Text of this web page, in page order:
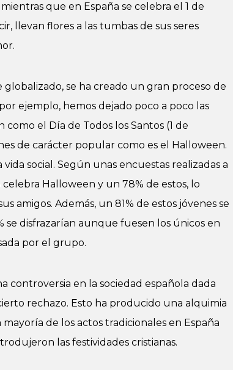
que en España se celebra el 1 de
llevan flores a las tumbas de sus seres
se ha creado un gran proceso de
ejemplo, hemos dejado poco a poco las
el Día de Todos los Santos (1 de
de carácter popular como es el Halloween.
social. Según unas encuestas realizadas a
celebra Halloween y un 78% de estos, lo
amigos. Además, un 81% de estos jóvenes se
se disfrazarían aunque fuesen los únicos en
por el grupo.
controversia en la sociedad española dada
rechazo. Esto ha producido una alquimia
de los actos tradicionales en España
las festividades cristianas.